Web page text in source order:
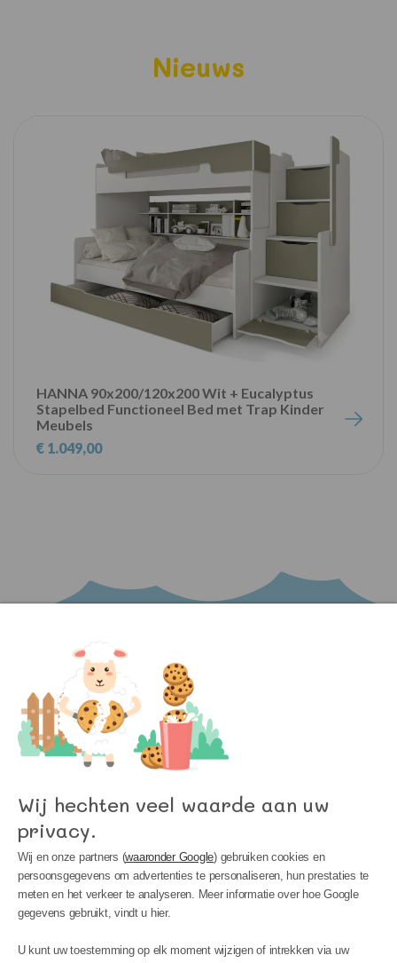
Nieuws
HANNA 90x200/120x200 Wit + Eucalyptus
Stapelbed Functioneel Bed met Trap Kinder
Meubels
€ 1.049,00
Word lid van onze nieuwsbrief en blijf op de
hoogte van het laatste nieuws bij Kinder
Meubels 24!
Wij hechten veel waarde aan uw
privacy.
Wij en onze partners (waaronder Google) gebruiken cookies en
persoonsgegevens om advertenties te personaliseren, hun prestaties te
meten en het verkeer te analyseren. Meer informatie over hoe Google
gegevens gebruikt, vindt u hier.
U kunt uw toestemming op elk moment wijzigen of intrekken via uw